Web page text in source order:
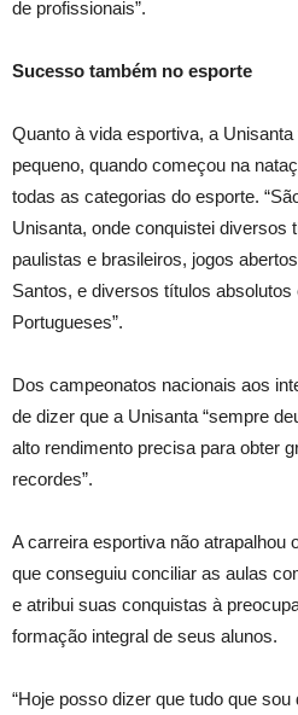
de profissionais”.
Sucesso também no esporte
Quanto à vida esportiva, a
pequeno, quando começou na
todas as categorias do esporte.
Unisanta, onde conquistei diversos
paulistas e brasileiros, jogos
Santos, e diversos títulos
Portugueses”.
Dos campeonatos nacionais aos
de dizer que a Unisanta “sempre
alto rendimento precisa para obter
recordes”.
A carreira esportiva não atrapalhou
que conseguiu conciliar as aulas
e atribui suas conquistas à
formação integral de seus alunos.
“Hoje posso dizer que tudo que